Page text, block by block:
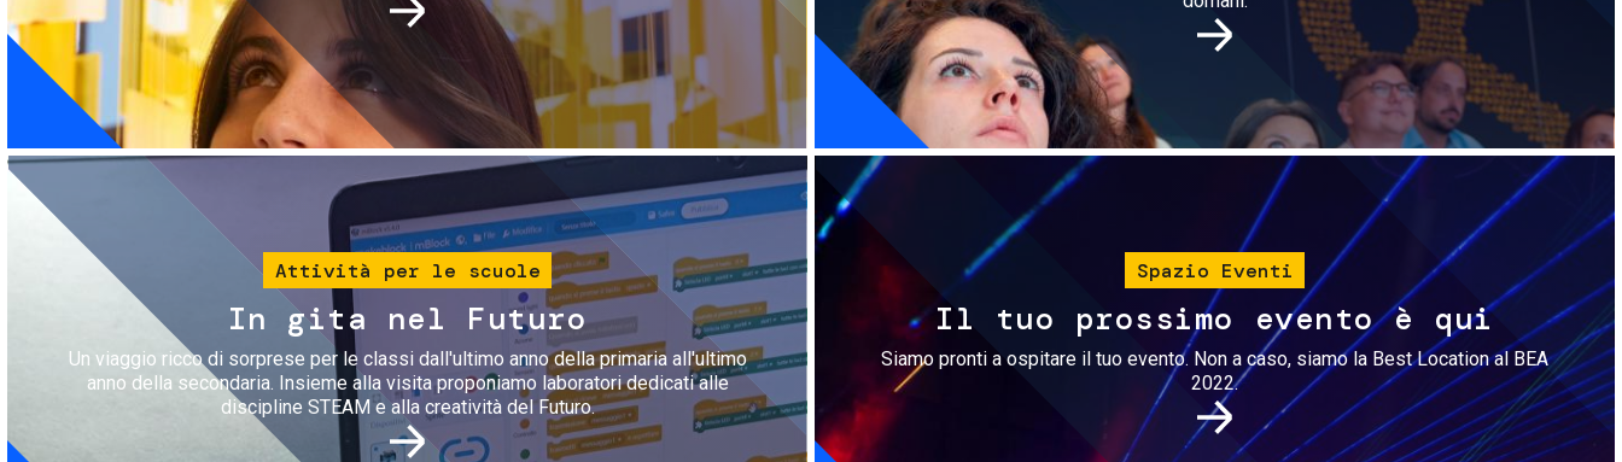
Immagine
Attività per le scuole
In gita nel Futuro
Un viaggio ricco di sorprese per le classi dall'ultimo anno della primaria all'ultimo
anno della secondaria. Insieme alla visita proponiamo laboratori dedicati alle
discipline STEAM e alla creatività del Futuro.
Immagine
Spazio Eventi
Il tuo prossimo evento è qui
Siamo pronti a ospitare il tuo evento. Non a caso, siamo la Best Location al BEA
2022.